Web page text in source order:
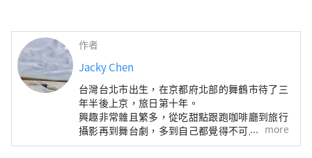
作者
Jacky Chen
台灣台北市出生，在京都府北部的舞鶴市待了三
年半後上京，旅日第十年。
興趣非常雜且繁多，從吃甜點跟跑咖啡廳到旅行
攝影再到舞台劇，多到自己都覺得不可思議。
more